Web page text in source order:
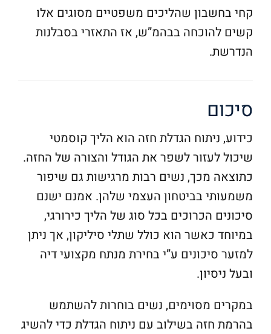
קחי בחשבון שהליכים משפטיים מסוגים אלו
קשים להוכחה בבהמ”ש, אז התאזרי בסבלנות
הנדרשת.
סיכום
כידוע, ניתוח הגדלת חזה הוא הליך קוסמטי
שיכול לעזור לשפר את הגודל והצורה של החזה.
כתוצאה מכך, נשים רבות מרגישות גם שיפור
משמעותי בביטחון העצמי שלהן. אמנם ישנם
סיכונים הכרוכים בכל סוג של הליך כירורגי,
במיוחד כאשר הוא כולל שתלי סיליקון, אך ניתן
למזער סיכונים ע”י בחירת מנתח מקצועי דיה
ובעל ניסיון.
במקרים מסוימים, נשים בוחרות להשתמש
בהרמת חזה בשילוב עם ניתוח הגדלת כדי להשיג